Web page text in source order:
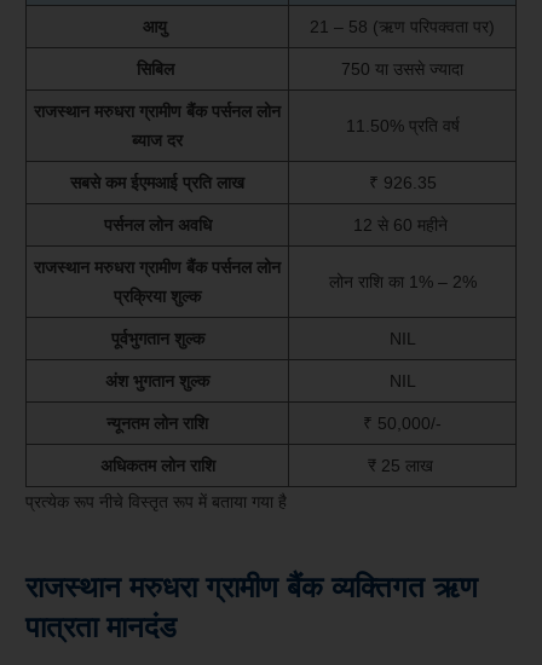
आयु 21 – 58 (ऋण परिपक्वता पर)
सिबिल 750 या उससे ज्यादा
राजस्थान मरुधरा ग्रामीण बैंक पर्सनल लोन
ब्याज दर
11.50% प्रति वर्ष
सबसे कम ईएमआई प्रति लाख ₹ 926.35
पर्सनल लोन अवधि 12 से 60 महीने
राजस्थान मरुधरा ग्रामीण बैंक पर्सनल लोन
प्रक्रिया शुल्क
लोन राशि का 1% – 2%
पूर्वभुगतान शुल्क NIL
अंश भुगतान शुल्क NIL
न्यूनतम लोन राशि ₹ 50,000/-
अधिकतम लोन राशि
₹ 25 लाख
प्रत्येक रूप नीचे विस्तृत रूप में बताया गया है
राजस्थान मरुधरा ग्रामीण बैंक व्यक्तिगत ऋण
पात्रता मानदंड